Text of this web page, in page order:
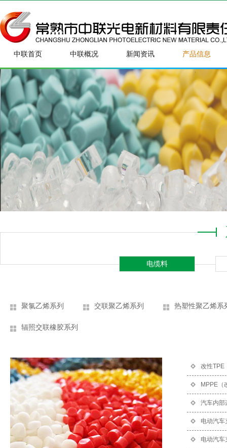
中联首页 中联概况 新闻资讯 产品信息
电缆料
聚氯乙烯系列 交联聚乙烯系列 热塑性聚乙烯系
辐照交联橡胶系列
改性TPE
MPPE（
汽车内部
电动汽车
电动汽车